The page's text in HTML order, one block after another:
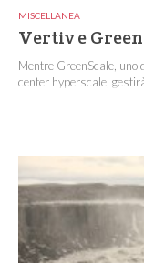
MISCELLANEA
Vertiv e
Mentre GreenScale,
center hyperscale,